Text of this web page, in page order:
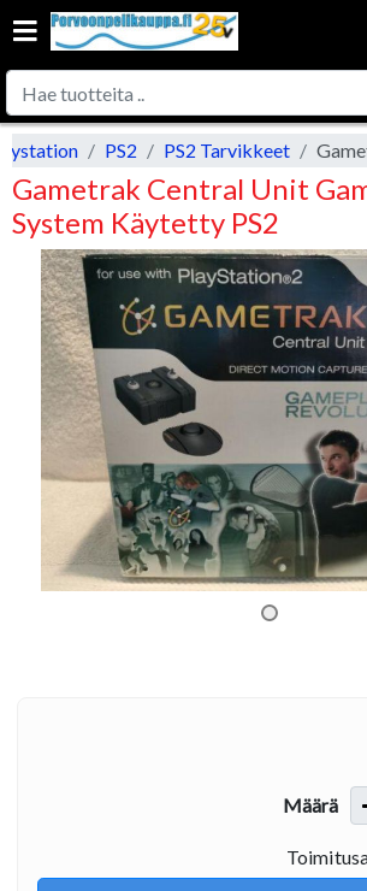
PS2 PS2 Tarvikkeet
Gametrak Central Unit
System Käytetty PS2
Määrä